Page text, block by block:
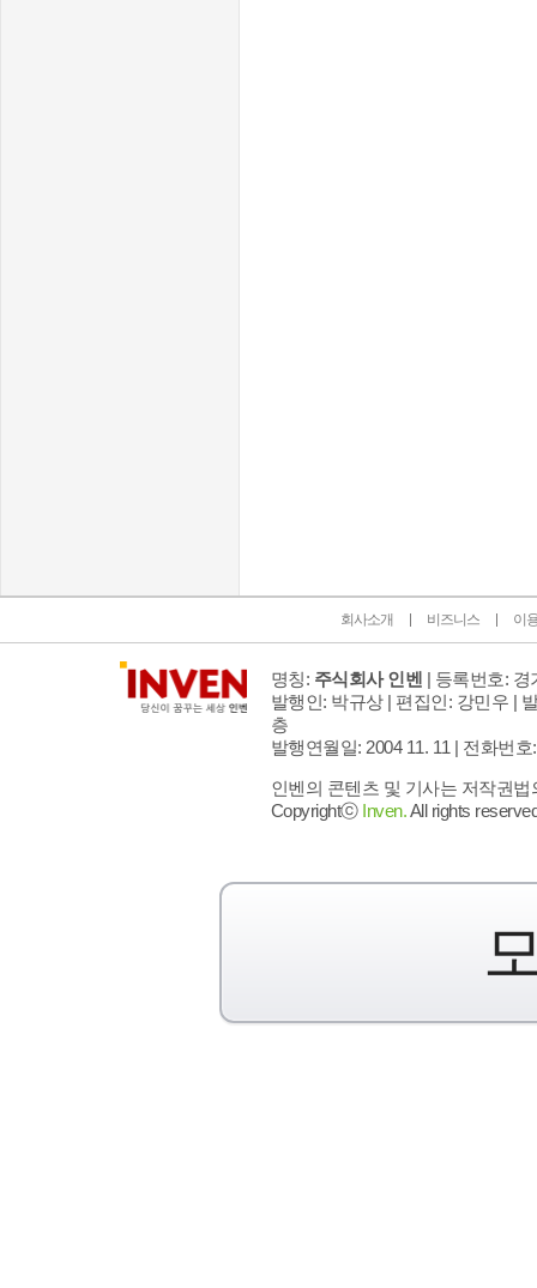
회사소개 비즈니스 이
명칭: 주식회사 인벤 | 등록번호: 경
발행인: 박규상 | 편집인: 강민우 |
층
발행연월일: 2004 11. 11 | 전화번호
인벤의 콘텐츠 및 기사는 저작권
Copyrightⓒ Inven.All rights